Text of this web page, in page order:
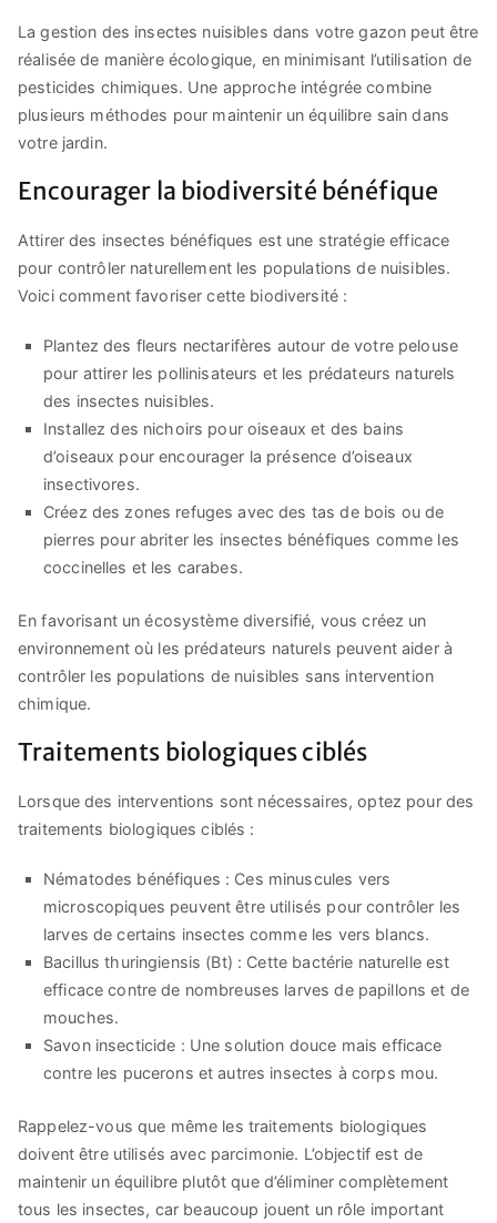
La gestion des insectes nuisibles dans votre gazon peut être
réalisée de manière écologique, en minimisant l’utilisation de
pesticides chimiques. Une approche intégrée combine
plusieurs méthodes pour maintenir un équilibre sain dans
votre jardin.
Encourager la biodiversité bénéfique
Attirer des insectes bénéfiques est une stratégie efficace
pour contrôler naturellement les populations de nuisibles.
Voici comment favoriser cette biodiversité :
Plantez des fleurs nectarifères autour de votre pelouse
pour attirer les pollinisateurs et les prédateurs naturels
des insectes nuisibles.
Installez des nichoirs pour oiseaux et des bains
d’oiseaux pour encourager la présence d’oiseaux
insectivores.
Créez des zones refuges avec des tas de bois ou de
pierres pour abriter les insectes bénéfiques comme les
coccinelles et les carabes.
En favorisant un écosystème diversifié, vous créez un
environnement où les prédateurs naturels peuvent aider à
contrôler les populations de nuisibles sans intervention
chimique.
Traitements biologiques ciblés
Lorsque des interventions sont nécessaires, optez pour des
traitements biologiques ciblés :
Nématodes bénéfiques : Ces minuscules vers
microscopiques peuvent être utilisés pour contrôler les
larves de certains insectes comme les vers blancs.
Bacillus thuringiensis (Bt) : Cette bactérie naturelle est
efficace contre de nombreuses larves de papillons et de
mouches.
Savon insecticide : Une solution douce mais efficace
contre les pucerons et autres insectes à corps mou.
Rappelez-vous que même les traitements biologiques
doivent être utilisés avec parcimonie. L’objectif est de
maintenir un équilibre plutôt que d’éliminer complètement
tous les insectes, car beaucoup jouent un rôle important